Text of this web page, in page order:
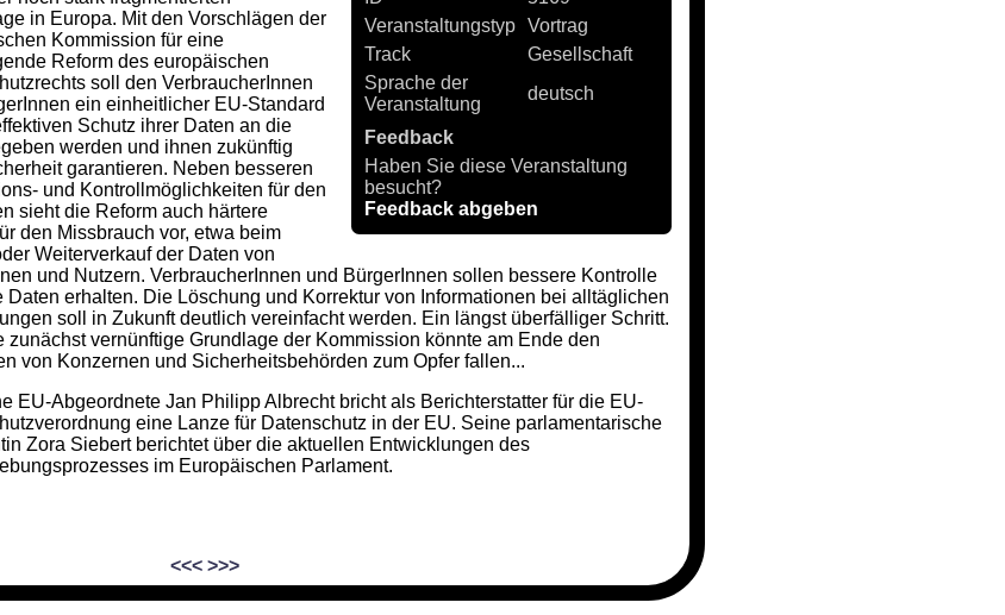
Veranstaltungstyp
Vortrag
Track
Gesellschaft
Sprache der
Veranstaltung
deutsch
Feedback
Haben Sie diese Veranstaltung
besucht?
Feedback abgeben
in Europa. Mit den Vorschlägen der
Kommission für eine
Reform des europäischen
soll den VerbraucherInnen
ein einheitlicher EU-Standard
Schutz ihrer Daten an die
werden und ihnen zukünftig
garantieren. Neben besseren
und Kontrollmöglichkeiten für den
sieht die Reform auch härtere
den Missbrauch vor, etwa beim
Weiterverkauf der Daten von
und Nutzern. VerbraucherInnen und BürgerInnen sollen bessere Kontrolle
Daten erhalten. Die Löschung und Korrektur von Informationen bei alltäglichen
soll in Zukunft deutlich vereinfacht werden. Ein längst überfälliger Schritt.
zunächst vernünftige Grundlage der Kommission könnte am Ende den
von Konzernen und Sicherheitsbehörden zum Opfer fallen...
EU-Abgeordnete Jan Philipp Albrecht bricht als Berichterstatter für die EU-
eine Lanze für Datenschutz in der EU. Seine parlamentarische
Zora Siebert berichtet über die aktuellen Entwicklungen des
im Europäischen Parlament.
<<< >>>